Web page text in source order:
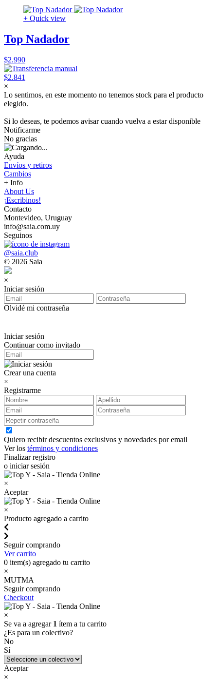
+ Quick view
Top Nadador
$2.990
$2.841
×
Lo sentimos, en este momento no tenemos stock para el producto
elegido.
Si lo deseas, te podemos avisar cuando vuelva a estar disponible
Notificarme
No gracias
Ayuda
Envíos y retiros
Cambios
+ Info
About Us
¡Escribinos!
Contacto
Montevideo, Uruguay
info@saia.com.uy
Seguinos
@saia.club
© 2026 Saia
×
Iniciar sesión
Olvidé mi contraseña
Iniciar sesión
Continuar como invitado
Crear una cuenta
×
Registrarme
Quiero recibir descuentos exclusivos y novedades por email
Ver los términos y condiciones
Finalizar registro
o iniciar sesión
×
Aceptar
×
Producto agregado a carrito
Seguir comprando
Ver carrito
0 item(s) agregado tu carrito
×
MUTMA
Seguir comprando
Checkout
×
Se va a agregar 1 ítem a tu carrito
¿Es para un colectivo?
No
Sí
Aceptar
×